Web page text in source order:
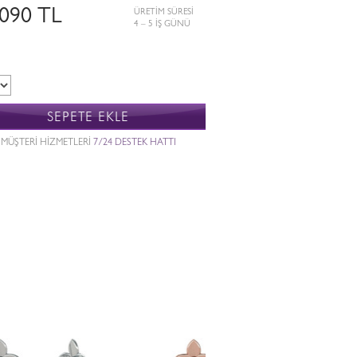
TL
ÜRETİM SÜRESİ
4 – 5 İŞ GÜNÜ
SEPETE EKLE
MÜŞTERİ HİZMETLERİ 7/24 DESTEK HATTI